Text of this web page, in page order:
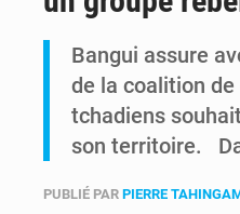
Bangui assure
de la coalition
tchadiens
son territoire.
PUBLIÉ PAR PIERRE